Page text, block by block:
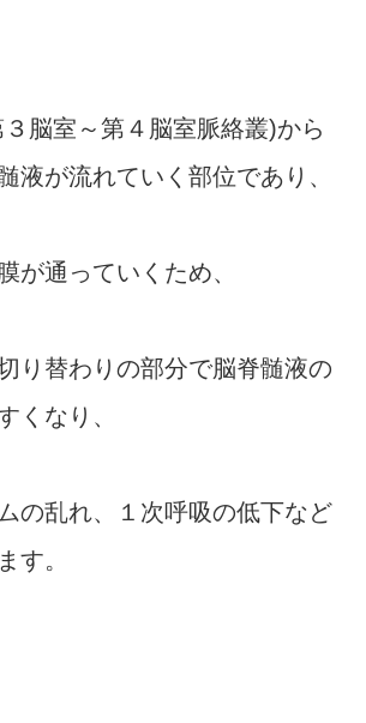
脳室～第４脳室脈絡叢)から
液が流れていく部位であり、
が通っていくため、
り替わりの部分で脳脊髄液の
くなり、
の乱れ、１次呼吸の低下など
す。